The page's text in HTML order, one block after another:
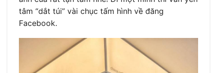
tâm “dắt túi” vài chục tấm hình về đăng
Facebook.